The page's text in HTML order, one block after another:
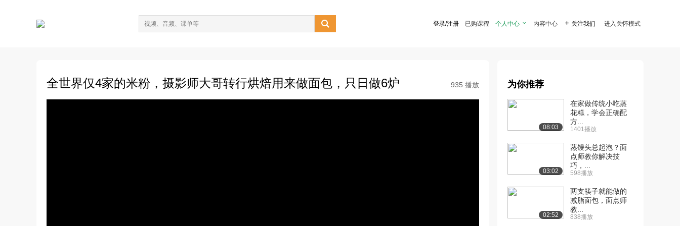
 登录/注册 已购课程 个人中心  内容中心  关注我们 进入关怀模式
全世界仅4家的米粉，摄影师大哥转行烘焙用来做面包，只日做6炉 935 播放 为你推荐
08:03
在家做传统小吃蒸
花糕，学会正确配
方...
1401播放
03:02
蒸馒头总起泡？面
点师教你解决技
巧，...
598播放
02:52
两支筷子就能做的
减脂面包，面点师
教...
838播放